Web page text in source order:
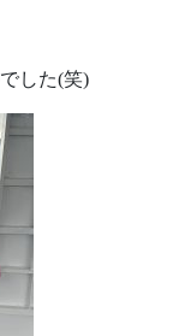
した(笑)